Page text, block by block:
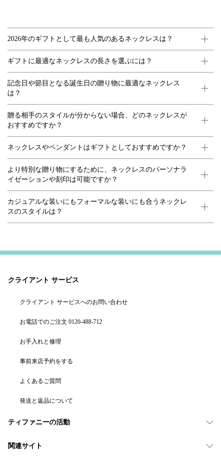
2026年のギフトとして最も人気のあるネックレスは？
ギフトに最適なネックレスの長さを選ぶには？
記念日や節目となる誕生日の贈り物に最適なネックレス
は？
贈る相手のスタイルが分からない場合、どのネックレスが
おすすめですか？
ネックレスやペンダントはギフトとしておすすめですか？
より特別な贈り物にするために、ネックレスのパーソナラ
イゼーションや刻印は可能ですか？
カジュアルな装いにもフォーマルな装いにも合うネックレ
スのスタイルは？
クライアント サービス
クライアント サービスへのお問い合わせ
お電話でのご注文 0120-488-712
お手入れと修理
事前来店予約をする
よくあるご質問
発送と返品について
ティファニーの活動
関連サイト